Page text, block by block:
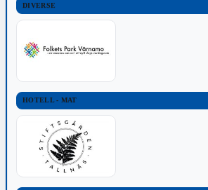
DIVERSE
HOTELL - MAT